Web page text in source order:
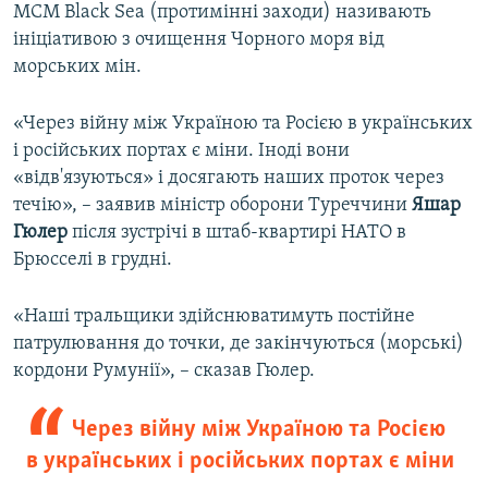
MCM Black Sea (протимінні заходи) називають
ініціативою з очищення Чорного моря від
морських мін.
«Через війну між Україною та Росією в українських
і російських портах є міни. Іноді вони
«відв'язуються» і досягають наших проток через
течію», – заявив міністр оборони Туреччини Яшар
Гюлер після зустрічі в штаб-квартирі НАТО в
Брюсселі в грудні.
«Наші тральщики здійснюватимуть постійне
патрулювання до точки, де закінчуються (морські)
кордони Румунії», – сказав Гюлер.
Через війну між Україною та Росією
в українських і російських портах є міни